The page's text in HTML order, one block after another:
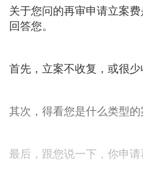
关于您问的再审申请立案
回答您。
首先，立案不收复，或很少
其次，得看您是什么类型的
最后，跟您说一下，你申请